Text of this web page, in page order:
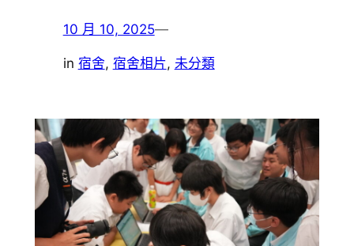
10 月 10, 2025—
in 宿舍, 宿舍相片, 未分類